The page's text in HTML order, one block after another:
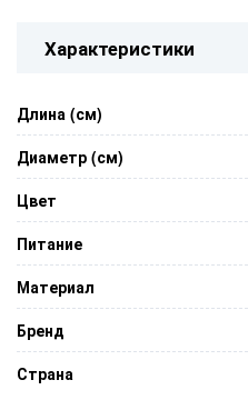
Характеристики
Длина (см)
Диаметр (см)
Цвет
Питание
Материал
Бренд
Страна